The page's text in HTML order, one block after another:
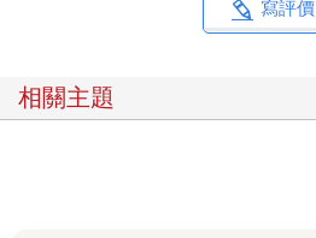
寫評價
相關主題